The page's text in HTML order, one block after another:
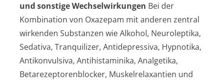
und sonstige Wechselwirkungen Bei der
Kombination von Oxazepam mit anderen zentral
wirkenden Substanzen wie Alkohol, Neuroleptika,
Sedativa, Tranquilizer, Antidepressiva, Hypnotika,
Antikonvulsiva, Antihistaminika, Analgetika,
Betarezeptoren­blocker, Muskelrelaxantien und